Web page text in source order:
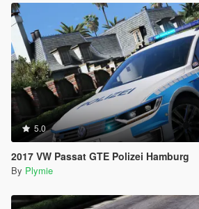
5.0
2017 VW Passat GTE Polizei Hamburg
By Plymie